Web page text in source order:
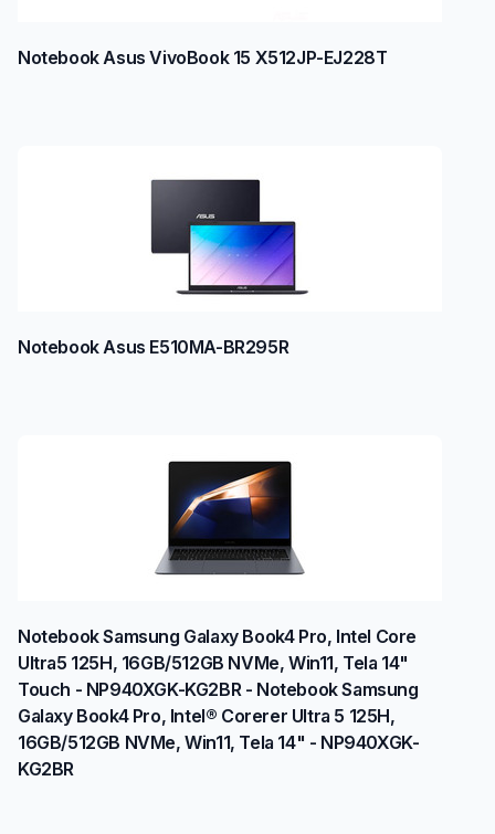
Notebook Asus VivoBook 15 X512JP-EJ228T
Notebook Asus E510MA-BR295R
Notebook Samsung Galaxy Book4 Pro, Intel Core
Ultra5 125H, 16GB/512GB NVMe, Win11, Tela 14"
Touch - NP940XGK-KG2BR - Notebook Samsung
Galaxy Book4 Pro, Intel® Corerer Ultra 5 125H,
16GB/512GB NVMe, Win11, Tela 14" - NP940XGK-
KG2BR